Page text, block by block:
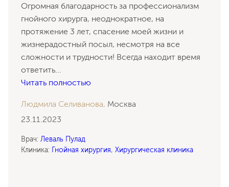
Огромная благодарность за профессионализм
гнойного хирурга, неоднократное, на
протяжение 3 лет, спасение моей жизни и
жизнерадостный посыл, несмотря на все
сложности и трудности! Всегда находит время
ответить...
Читать полностью
Людмила Селиванова, Москва
23.11.2023
Врач: Леваль Пулад
Клиника: Гнойная хирургия, Хирургическая клиника